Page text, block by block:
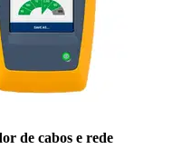
de cabos e rede